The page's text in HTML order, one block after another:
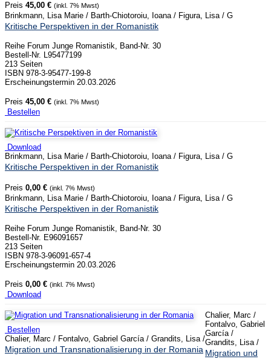
Preis 45,00 € (inkl. 7% Mwst)
Brinkmann, Lisa Marie / Barth-Chiotoroiu, Ioana / Figura, Lisa / G
Kritische Perspektiven in der Romanistik
Reihe Forum Junge Romanistik, Band-Nr. 30
Bestell-Nr. L95477199
213 Seiten
ISBN 978-3-95477-199-8
Erscheinungstermin 20.03.2026
Preis 45,00 € (inkl. 7% Mwst)
Bestellen
Download
Brinkmann, Lisa Marie / Barth-Chiotoroiu, Ioana / Figura, Lisa / G
Kritische Perspektiven in der Romanistik
Preis 0,00 € (inkl. 7% Mwst)
Brinkmann, Lisa Marie / Barth-Chiotoroiu, Ioana / Figura, Lisa / G
Kritische Perspektiven in der Romanistik
Reihe Forum Junge Romanistik, Band-Nr. 30
Bestell-Nr. E96091657
213 Seiten
ISBN 978-3-96091-657-4
Erscheinungstermin 20.03.2026
Preis 0,00 € (inkl. 7% Mwst)
Download
Bestellen
Chalier, Marc / Fontalvo, Gabriel García / Grandits, Lisa /
Migration und Transnationalisierung in der Romania
Chalier, Marc /
Fontalvo, Gabriel
García /
Grandits, Lisa /
Migration und